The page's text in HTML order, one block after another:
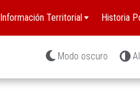
Información Territorial Historia
Modo oscuro